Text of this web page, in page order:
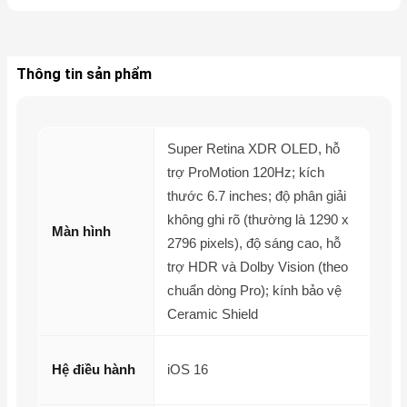
Thông tin sản phẩm
Màn hình
Super Retina XDR OLED, hỗ
trợ ProMotion 120Hz; kích
thước 6.7 inches; độ phân giải
không ghi rõ (thường là 1290 x
2796 pixels), độ sáng cao, hỗ
trợ HDR và Dolby Vision (theo
chuẩn dòng Pro); kính bảo vệ
Ceramic Shield
Hệ điều hành iOS 16